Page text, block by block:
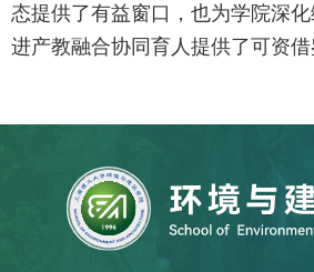
态提供了有益窗口，也为学院深
进产教融合协同育人提供了可资借